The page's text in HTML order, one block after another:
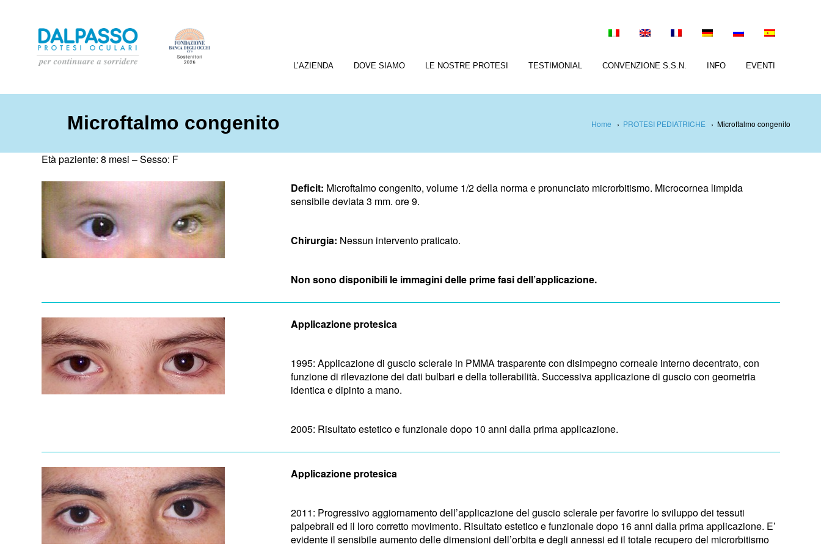
L’AZIENDA DOVE SIAMO LE NOSTRE PROTESI TESTIMONIAL CONVENZIONE S.S.N. INFO EVENTI
Microftalmo congenito Home › PROTESI PEDIATRICHE › Microftalmo congenito
Età paziente: 8 mesi –Sesso: F
Deficit: Microftalmo congenito, volume 1/2 della norma e pronunciato microrbitismo. Microcornea limpida
sensibile deviata 3 mm. ore 9.
Chirurgia: Nessun intervento praticato.
Non sono disponibili le immagini delle prime fasi dell’applicazione.
Applicazione protesica
1995: Applicazione di guscio sclerale in PMMA trasparente con disimpegno corneale interno decentrato, con
funzione di rilevazione dei dati bulbari e della tollerabilità. Successiva applicazione di guscio con geometria
identica e dipinto a mano.
2005: Risultato estetico e funzionale dopo 10 anni dalla prima applicazione.
Applicazione protesica
2011: Progressivo aggiornamento dell’applicazione del guscio sclerale per favorire lo sviluppo dei tessuti
palpebrali ed il loro corretto movimento. Risultato estetico e funzionale dopo 16 anni dalla prima applicazione. E’
evidente il sensibile aumento delle dimensioni dell’orbita e degli annessi ed il totale recupero del microrbitismo